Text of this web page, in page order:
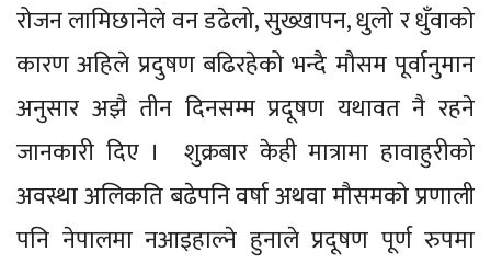
रोजन लामिछानेले वन डढेलो, सुख्खापन, धुलो र धुँवाको
कारण अहिले प्रदुषण बढिरहेको भन्दै मौसम पूर्वानुमान
अनुसार अझै तीन दिनसम्म प्रदूषण यथावत नै रहने
जानकारी दिए । शुक्रबार केही मात्रामा हावाहुरीको
अवस्था अलिकति बढेपनि वर्षा अथवा मौसमको प्रणाली
पनि नेपालमा नआइहाल्ने हुनाले प्रदूषण पूर्ण रुपमा